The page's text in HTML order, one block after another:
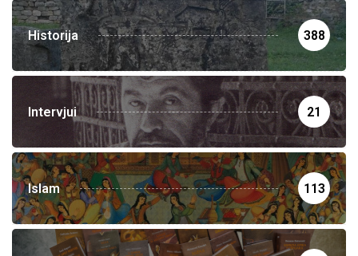
Historija 388
Intervjui 21
Islam 113